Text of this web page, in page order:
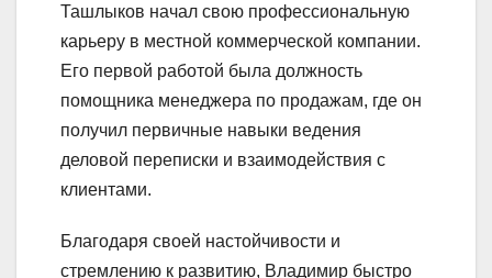
Ташлыков начал свою профессиональную
карьеру в местной коммерческой компании.
Его первой работой была должность
помощника менеджера по продажам, где он
получил первичные навыки ведения
деловой переписки и взаимодействия с
клиентами.
Благодаря своей настойчивости и
стремлению к развитию, Владимир быстро